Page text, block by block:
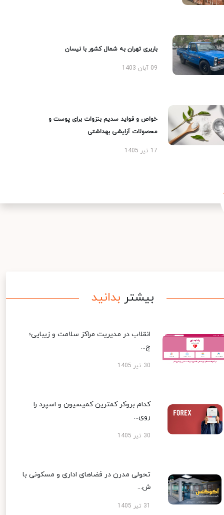
باربری تهران به شمال کشور با نیسان
09 آبان 1403
خواص و فواید سدیم بنزوات برای پوست و
محصولات آرایشی بهداشتی
17 تیر 1405
بیشتر بدانید
انقلاب در مدیریت مراکز سلامت و زیبایی؛
چ...
30 تیر 1405
کدام بروکر کمترین کمیسیون و اسپرد را
روی...
30 تیر 1405
تحولی مدرن در فضاهای اداری و مسکونی با
ش...